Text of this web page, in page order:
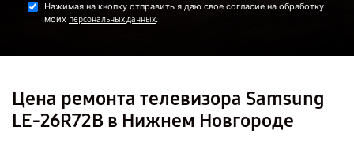
Нажимая на кнопку отправить я даю свое согласие на обработку
моих персональных данных.
Цена ремонта телевизора Samsung
LE-26R72B в Нижнем Новгороде